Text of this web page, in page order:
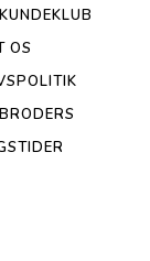
KUNDEKLUB
OS